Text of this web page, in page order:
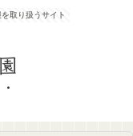
取り扱うサイト